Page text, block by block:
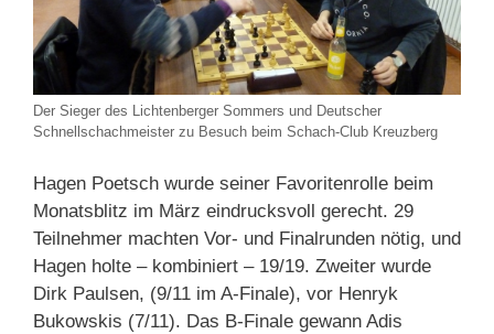
Der Sieger des Lichtenberger Sommers und Deutscher
Schnellschachmeister zu Besuch beim Schach-Club Kreuzberg
Hagen Poetsch wurde seiner Favoritenrolle beim
Monatsblitz im März eindrucksvoll gerecht. 29
Teilnehmer machten Vor- und Finalrunden nötig, und
Hagen holte – kombiniert – 19/19. Zweiter wurde
Dirk Paulsen, (9/11 im A-Finale), vor Henryk
Bukowskis (7/11). Das B-Finale gewann Adis